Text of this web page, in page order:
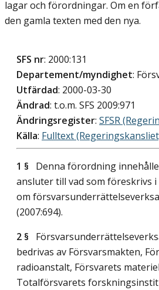
lagar och förordningar. Om en
den gamla texten med den nya.
SFS nr: 2000:131
Departement/myndighet:
Utfärdad: 2000-03-30
Ändrad: t.o.m. SFS 2009:971
Ändringsregister: SFSR
Källa: Fulltext
1 § Denna förordning
ansluter till vad som föreskrivs i
om
(2007:694).
2 §
bedrivas av Försvarsmakten,
radioanstalt, Försvarets
Totalförsvarets